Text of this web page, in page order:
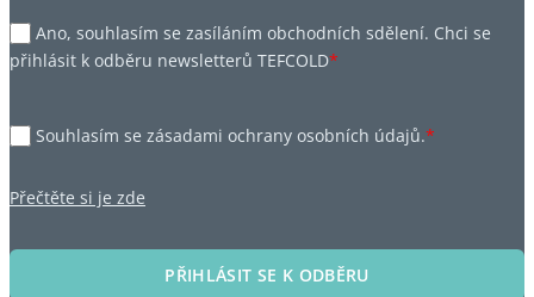
Ano, souhlasím se zasíláním obchodních sdělení. Chci se
přihlásit k odběru newsletterů TEFCOLD*
Souhlasím se zásadami ochrany osobních údajů.*
Přečtěte si je zde
PŘIHLÁSIT SE K ODBĚRU